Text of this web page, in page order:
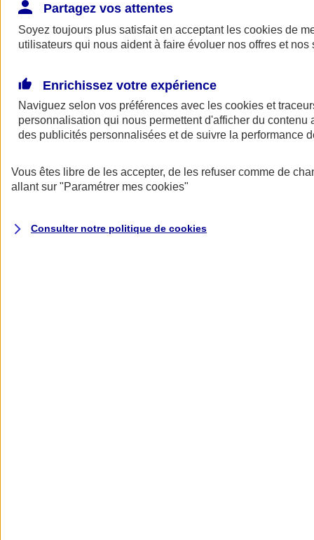
AXA Assurance
Partagez vos attentes
Soyez toujours plus satisfait en acceptant les cookies de
utilisateurs qui nous aident à faire évoluer nos offres et nos
Enrichissez votre expérience
Naviguez selon vos préférences avec les cookies et
personnalisation qui nous permettent d'afficher du contenu
des publicités personnalisées et de suivre la performance
Vous êtes libre de les accepter, de les refuser comme de
allant sur "Paramétrer mes cookies"
Consulter notre politique de cookies